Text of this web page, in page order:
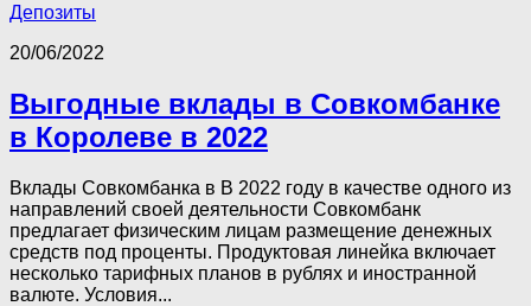
Депозиты
20/06/2022
Выгодные вклады в Совкомбанке
в Королеве в 2022
Вклады Совкомбанка в В 2022 году в качестве одного из
направлений своей деятельности Совкомбанк
предлагает физическим лицам размещение денежных
средств под проценты. Продуктовая линейка включает
несколько тарифных планов в рублях и иностранной
валюте. Условия...